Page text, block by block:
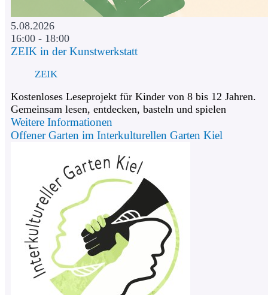
5.08.2026
16:00 - 18:00
ZEIK in der Kunstwerkstatt
ZEIK
Kostenloses Leseprojekt für Kinder von 8 bis 12 Jahren.
Gemeinsam lesen, entdecken, basteln und spielen
Weitere Informationen
Offener Garten im Interkulturellen Garten Kiel